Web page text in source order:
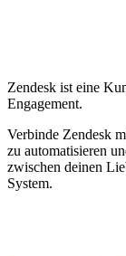
Zendesk ist eine
Engagement.
Verbinde Zendesk
zu automatisieren
zwischen deinen
System.